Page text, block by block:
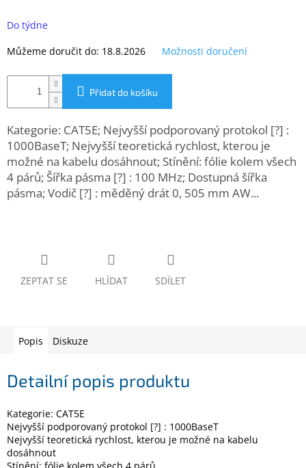
www.inpraise.cz
Gaming
Telefony
Cyklo
a
sport
Dílna
spotřebiče
%
Black
Friday
cena:
Do týdne
Můžeme doručit do: 18.8.2026 Možnosti doručení
Přidat do košíku
Kategorie: CAT5E; Nejvyšší podporovaný protokol [?] :
1000BaseT; Nejvyšší teoretická rychlost, kterou je
možné na kabelu dosáhnout; Stínění: fólie kolem všech
4 párů; Šířka pásma [?] : 100 MHz; Dostupná šířka
pásma; Vodič [?] : měděný drát 0, 505 mm AW...
ZEPTAT SE HLÍDAT SDÍLET
Popis Diskuze
Detailní popis produktu
Kategorie: CAT5E
Nejvyšší podporovaný protokol [?] : 1000BaseT
Nejvyšší teoretická rychlost, kterou je možné na kabelu
dosáhnout